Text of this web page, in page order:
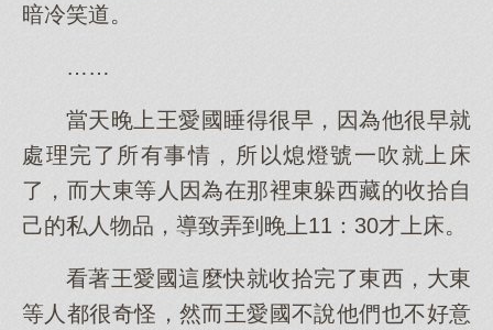
暗冷笑道。
……
當天晚上王愛國睡得很早，因為他很早就
處理完了所有事情，所以熄燈號一吹就上床
了，而大東等人因為在那裡東躲西藏的收拾自
己的私人物品，導致弄到晚上11：30才上床。
看著王愛國這麼快就收拾完了東西，大東
等人都很奇怪，然而王愛國不說他們也不好意